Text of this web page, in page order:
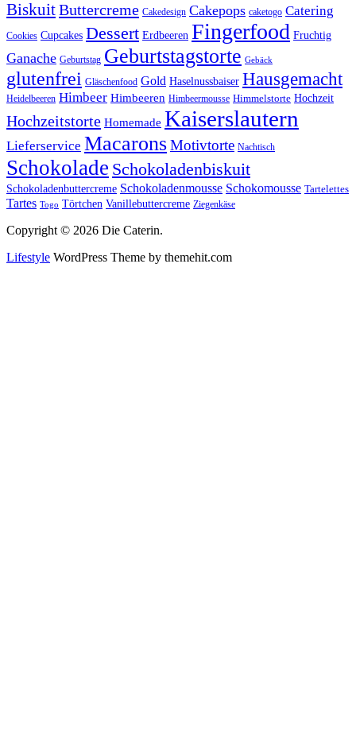
BiskuitButtercreme Cakedesign Cakepops caketogo Catering
Cookies Cupcakes Dessert Erdbeeren Fingerfood Fruchtig
Ganache Geburtstag Geburtstagstorte Gebäck
glutenfrei Gläschenfood Gold Haselnussbaiser Hausgemacht
Heidelbeeren Himbeer Himbeeren Himbeermousse Himmelstorte Hochzeit
Hochzeitstorte Homemade Kaiserslautern
Lieferservice MacaronsMotivtorte Nachtisch
Schokolade Schokoladenbiskuit
Schokoladenbuttercreme Schokoladenmousse Schokomousse Tartelettes
Tartes Togo Törtchen Vanillebuttercreme Ziegenkäse
Copyright © 2026 Die Caterin.
Lifestyle WordPress Theme by themehit.com